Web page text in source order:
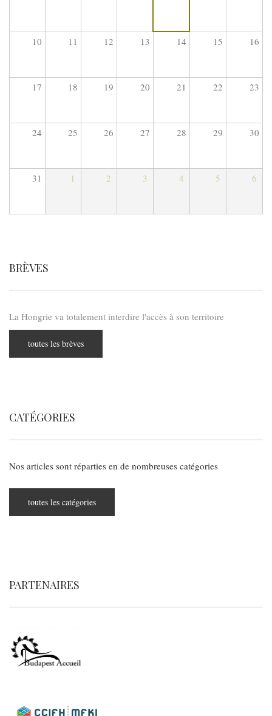
10 11 12 13 14 15 16
17 18 19 20 21 22 23
24 25 26 27 28 29 30
31 1 2 3 4 5 6
BRÈVES
La Hongrie va totalement interdire l'accès à son territoire
toutes les brèves
CATÉGORIES
Nos articles sont réparties en de nombreuses catégories
toutes les catégories
PARTENAIRES